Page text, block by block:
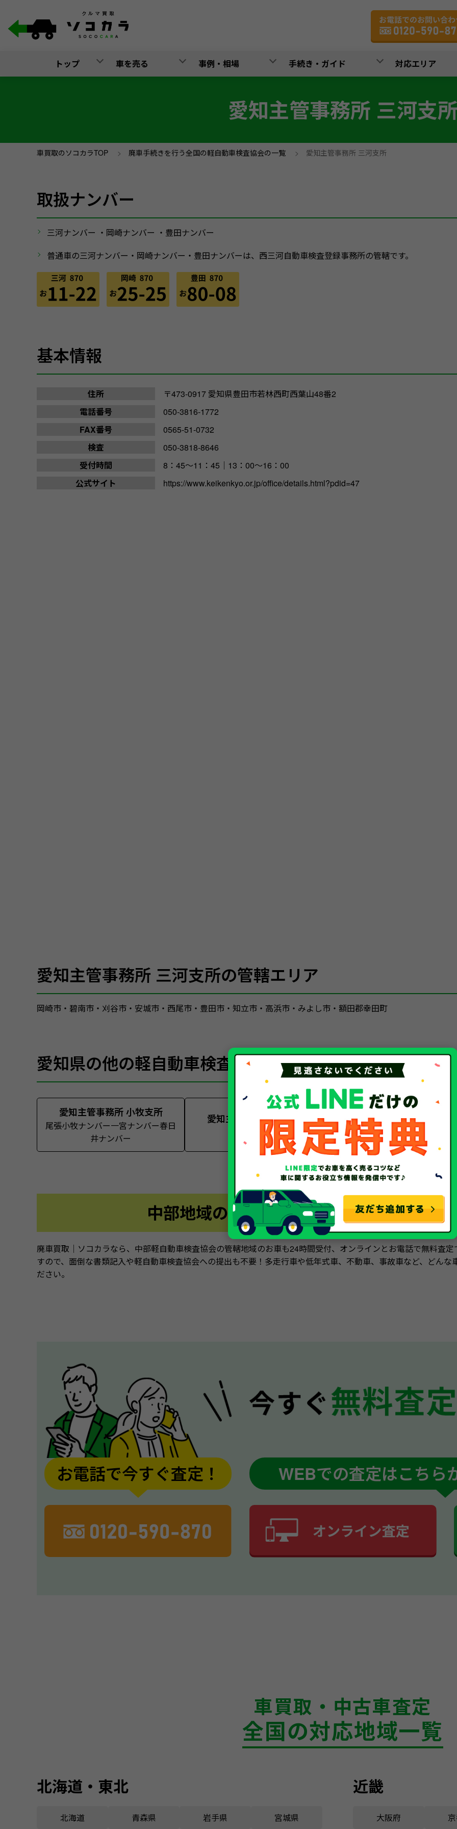
トップ 車を売る 事例・相場 手続き・ガイド 対応エリア
愛知主管事務所 三河支
車買取のソコカラTOP > 廃車手続きを行う全国の軽自動車検査協会の一覧 > 愛知主管事務所 三河支所
取扱ナンバー
三河ナンバー ・岡崎ナンバー ・豊田ナンバー
普通車の三河ナンバー・岡崎ナンバー・豊田ナンバーは、西三河自動車検査登録事務所の管轄です。
基本情報
住所
〒473-0917 愛知県豊田市若林西町西葉山48番2
電話番号
050-3816-1772
FAX番号
0565-51-0732
検査
050-3818-8646
受付時間
8：45～11：45｜13：00～16：00
公式サイト
https://www.keikenkyo.or.jp/office/details.html?pdid=47
愛知主管事務所 三河支所の管轄エリア
岡崎市・碧南市・刈谷市・安城市・西尾市・豊田市・知立市・高浜市・みよし市・額田郡幸田町
愛知県の他の軽自動車検査協会
愛知主管事務所 小牧支所
尾張小牧ナンバー一宮ナンバー春日
井ナンバー
愛知主管事務所 豊橋支所
豊橋ナンバー
愛知主管事務所
名古屋ナンバー
中部地域の廃車買取ならソコカラにお任
廃車買取｜ソコカラなら、中部軽自動車検査協会の管轄地域のお車も24時間受付、オンラインとお電話で無料査
すので、面倒な書類記入や軽自動車検査協会への提出も不要！多走行車や低年式車、不動車、事故車など、どん
ださい。
お電話で今すぐ査定！ WEBでの査定はこちら
車買取・中古車査定
全国の対応地域一覧
北海道・東北
北海道 青森県 岩手県 宮城県
近畿
大阪府